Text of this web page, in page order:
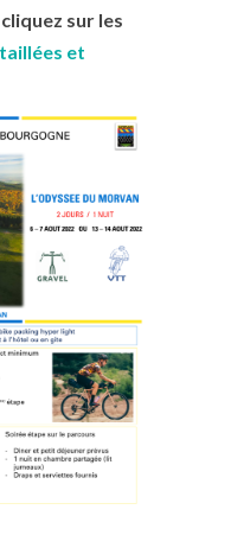
sur les
et